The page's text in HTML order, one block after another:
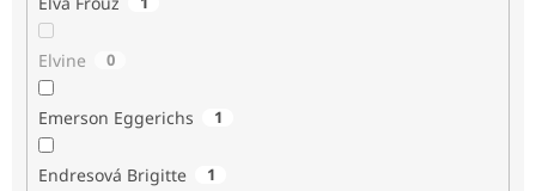
Elvine 0
Emerson Eggerichs 1
Endresová Brigitte 1